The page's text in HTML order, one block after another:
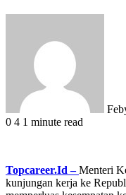
0 4 1 minute read
Topcareer.Id –Menteri
kunjungan kerja ke